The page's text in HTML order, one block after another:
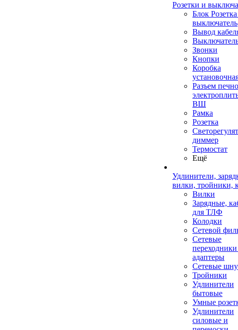
Розетки и
Блок
выключатель
Вывод
Звонки
Кнопки
Коробка
Разъем
ВШ
Рамка
Розетка
диммер
Термостат
Ещё
Удлинители,
вилки, тройники,
Вилки
Зарядные,
для ТЛФ
Колодки
Сетевой
Сетевые
адаптеры
Сетевые
Тройники
Удлинители
бытовые
Умные
Удлинители
силовые и